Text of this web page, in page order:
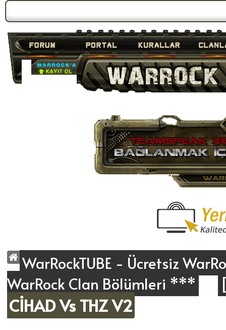
WarRockTUBE - Ücretsiz
WarRock Clan Bölümleri ***
CİHAD Vs THZ V2